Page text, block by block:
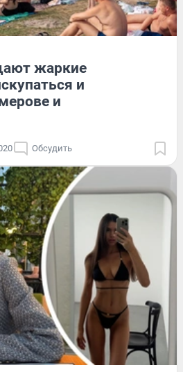
жаркие
и
и
Обсудить